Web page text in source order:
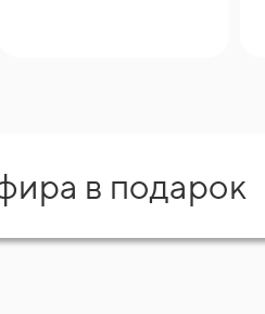
в подарок